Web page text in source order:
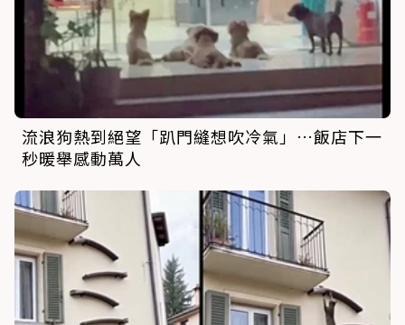
流浪狗熱到絕望「趴門縫想吹冷氣」…飯店下一
秒暖舉感動萬人